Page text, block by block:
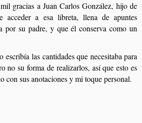
gracias a Juan Carlos González, hijo de
acceder a esa libreta, llena de apuntes
por su padre, y que él conserva como un
escribía las cantidades que necesitaba para
no su forma de realizarlos, así que esto es
con sus anotaciones y mi toque personal.